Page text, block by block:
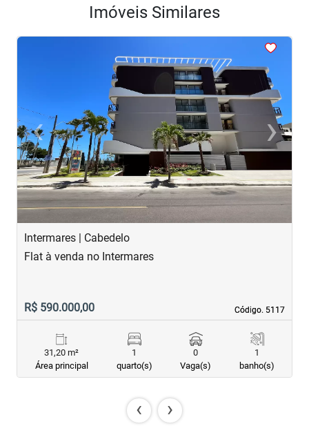
Imóveis Similares
‹Previous ›
Next
Intermares | Cabedelo
Código. 5117
Código. 5117
Flat à venda no Intermares
R$ 590.000,00
31,20 m²
Área principal
1
quarto(s)
0
Vaga(s)
1
banho(s)
‹ ›